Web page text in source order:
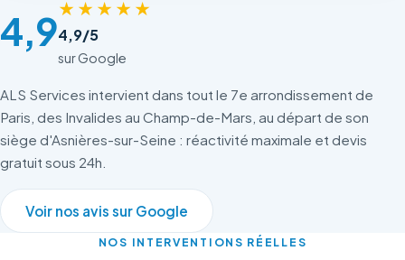
4,9★★★★★
4,9/5
sur Google
ALS Services intervient dans tout le 7e arrondissement de
Paris, des Invalides au Champ-de-Mars, au départ de son
siège d'Asnières-sur-Seine : réactivité maximale et devis
gratuit sous 24h.
Voir nos avis sur Google
NOS INTERVENTIONS RÉELLES